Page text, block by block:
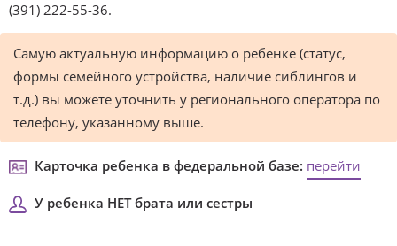
(391) 222-55-36.
Самую актуальную информацию о ребенке (статус,
формы семейного устройства, наличие сиблингов и
т.д.) вы можете уточнить у регионального оператора по
телефону, указанному выше.
Карточка ребенка в федеральной базе: перейти
У ребенка НЕТ брата или сестры